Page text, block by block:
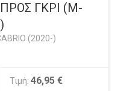
ΓΚΡΙ (M-
(2020-)
Τιμή: 46,95 €